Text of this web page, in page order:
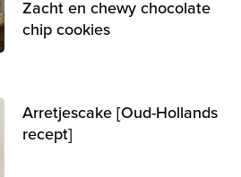
Zacht en chewy chocolate
chip cookies
Arretjescake [Oud-Hollands
recept]